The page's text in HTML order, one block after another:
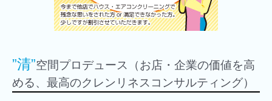
”清”空間プロデュース（お店・企業の価値を高
める、最高のクレンリネスコンサルティング）